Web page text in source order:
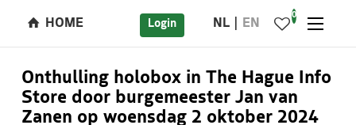
HOME Login NL EN
0
Onthulling holobox in The Hague Info
Store door burgemeester Jan van
Zanen op woensdag 2 oktober 2024